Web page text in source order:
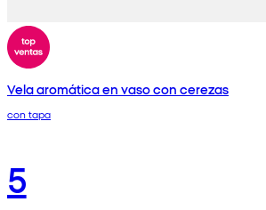
Vela aromática en vaso con cerezas
con tapa
5